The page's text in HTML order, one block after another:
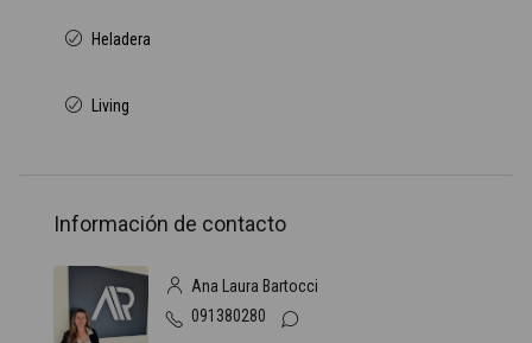
Heladera
Living
Información de contacto
Ana Laura Bartocci
091380280